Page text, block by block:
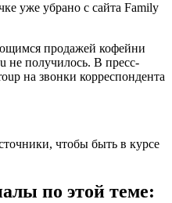
уже убрано с сайта Family
продажей кофейни
не получилось. В пресс-
на звонки корреспондента
чтобы быть в курсе
по этой теме: